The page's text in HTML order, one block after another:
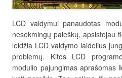
LCD valdymui panaudotas
nesekmingų paieškų, apsistojau
leidžia LCD valdymo laidelius
problemų. Kitos LCD
modulio pajungimas aprašomas